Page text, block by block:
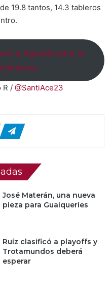
19.8 tantos, 14.3 tableros
a Aguada para la
R / @SantiAce23
José Materán, una nueva
pieza para Guaiqueríes
Ruíz clasificó a playoffs y
Trotamundos deberá
esperar